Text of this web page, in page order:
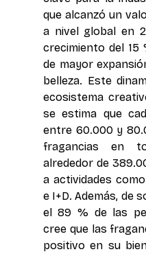
que alcanzó un
a nivel global en
crecimiento del 15
de mayor
belleza. Este
ecosistema
se estima que
entre 60.000 y
fragancias en
alrededor de
a actividades
e I+D. Además, de
el 89 % de las
cree que las
positivo en su